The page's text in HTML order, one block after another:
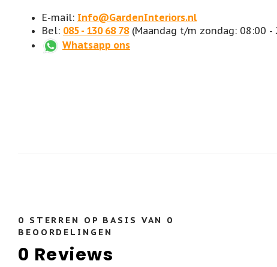
E-mail: Info@GardenInteriors.nl
Bel: 085 - 130 68 78(Maandag t/m zondag: 08:00 -
Whatsapp ons
0 STERREN OP BASIS VAN 0
BEOORDELINGEN
0 Reviews